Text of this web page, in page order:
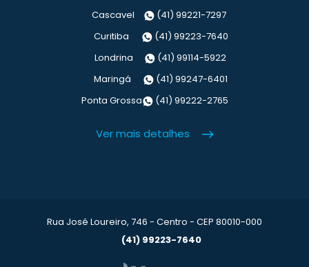
Cascavel
(41) 99221-7297
Curitiba
(41) 99223-7640
Londrina
(41) 99114-5922
Maringá
(41) 99247-6401
Ponta Grossa
(41) 99222-2765
Ver mais detalhes
Rua José Loureiro, 746 - Centro - CEP 80010-000
(41) 99223-7640